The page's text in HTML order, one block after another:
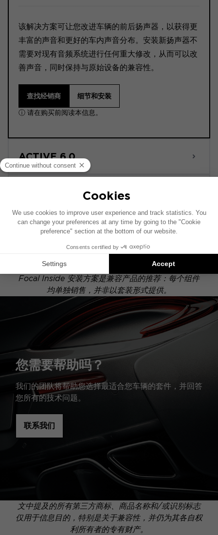
该解决方案可让您改进车辆的前后扬声器，以获得更
丰富的声音和更好的车内声音分布。安装新扬声器不
需要对现有音频系统进行任何重大修改，从而可以改
善声音，同时保持与原始设备的兼容性。
查找经销商 细节和安装
ⓘ 请在购买前阅读本信息。
ACTIVE 6.0
此安装示意图基于配有原厂音响系统的车辆绘制。如果
您的车辆配有特定的高保真选装配置，图中所示组件的
位置可能会有所不同。
Focal Inside 安装方案是兼容产品的推荐：每个组件
均单独销售，并非以套装形式提供。
您需要帮助吗？
我们的团队将帮助您选择最适合您车辆的套件，并回答
您所有的技术问题。
联系我们
文中提及的所有第三方商标、商品名称和/或识别标志
仅用于信息目的，特别是关于兼容性，并仍为其各自权
利所有者的专有财产。